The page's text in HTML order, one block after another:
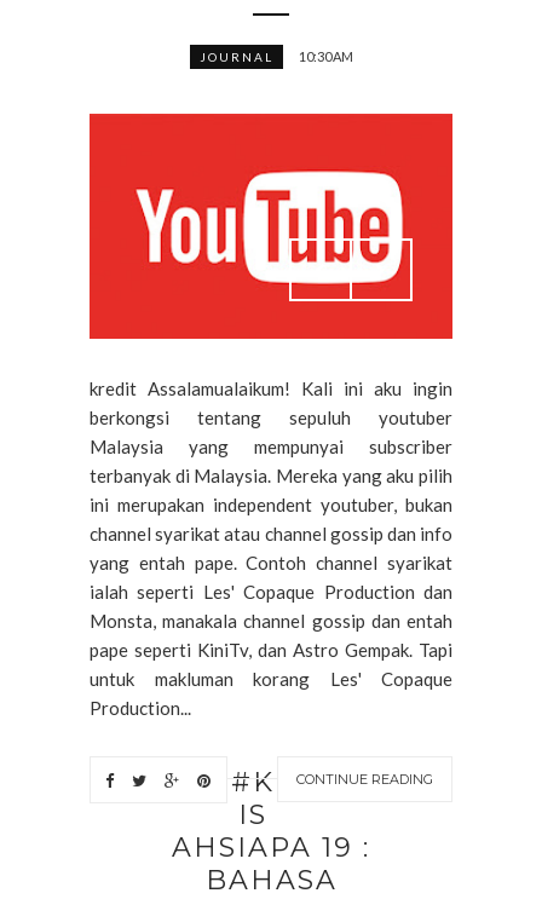
JOURNAL 10:30 AM
kredit Assalamualaikum! Kali ini aku ingin
berkongsi tentang sepuluh youtuber
Malaysia yang mempunyai subscriber
terbanyak di Malaysia. Mereka yang aku pilih
ini merupakan independent youtuber, bukan
channel syarikat atau channel gossip dan info
yang entah pape. Contoh channel syarikat
ialah seperti Les' Copaque Production dan
Monsta, manakala channel gossip dan entah
pape seperti KiniTv, dan Astro Gempak. Tapi
untuk makluman korang Les' Copaque
Production...
CONTINUE READING
#K
IS
AHSIAPA 19 :
BAHASA